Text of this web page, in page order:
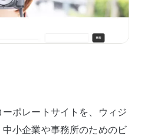
ポレートサイトを、ウィジ
小企業や事務所のためのビ